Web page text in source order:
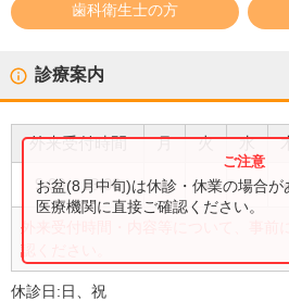
歯科衛生士の方
診療案内
外来受付時間 月 火 水
9:00〜 18:00 ● ● ●
外来受付時間・内容等について、事前
認ください。
お盆(8月中旬)は休診・休業の場合
医療機関に直接ご確認ください。
休診日:日、祝